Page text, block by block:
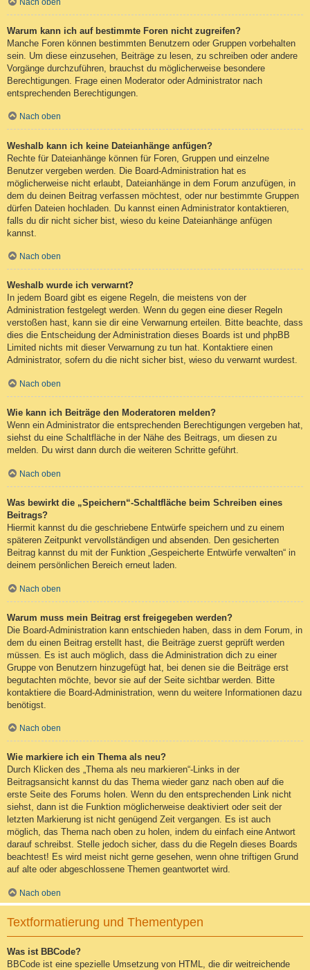
Warum kann ich auf bestimmte Foren nicht zugreifen?
Manche Foren können bestimmten Benutzern oder Gruppen vorbehalten
sein. Um diese einzusehen, Beiträge zu lesen, zu schreiben oder andere
Vorgänge durchzuführen, brauchst du möglicherweise besondere
Berechtigungen. Frage einen Moderator oder Administrator nach
entsprechenden Berechtigungen.
Nach oben
Weshalb kann ich keine Dateianhänge anfügen?
Rechte für Dateianhänge können für Foren, Gruppen und einzelne
Benutzer vergeben werden. Die Board-Administration hat es
möglicherweise nicht erlaubt, Dateianhänge in dem Forum anzufügen, in
dem du deinen Beitrag verfassen möchtest, oder nur bestimmte Gruppen
dürfen Dateien hochladen. Du kannst einen Administrator kontaktieren,
falls du dir nicht sicher bist, wieso du keine Dateianhänge anfügen
kannst.
Nach oben
Weshalb wurde ich verwarnt?
In jedem Board gibt es eigene Regeln, die meistens von der
Administration festgelegt werden. Wenn du gegen eine dieser Regeln
verstoßen hast, kann sie dir eine Verwarnung erteilen. Bitte beachte, dass
dies die Entscheidung der Administration dieses Boards ist und phpBB
Limited nichts mit dieser Verwarnung zu tun hat. Kontaktiere einen
Administrator, sofern du die nicht sicher bist, wieso du verwarnt wurdest.
Nach oben
Wie kann ich Beiträge den Moderatoren melden?
Wenn ein Administrator die entsprechenden Berechtigungen vergeben hat,
siehst du eine Schaltfläche in der Nähe des Beitrags, um diesen zu
melden. Du wirst dann durch die weiteren Schritte geführt.
Nach oben
Was bewirkt die „Speichern“-Schaltfläche beim Schreiben eines
Beitrags?
Hiermit kannst du die geschriebene Entwürfe speichern und zu einem
späteren Zeitpunkt vervollständigen und absenden. Den gesicherten
Beitrag kannst du mit der Funktion „Gespeicherte Entwürfe verwalten“ in
deinem persönlichen Bereich erneut laden.
Nach oben
Warum muss mein Beitrag erst freigegeben werden?
Die Board-Administration kann entschieden haben, dass in dem Forum, in
dem du einen Beitrag erstellt hast, die Beiträge zuerst geprüft werden
müssen. Es ist auch möglich, dass die Administration dich zu einer
Gruppe von Benutzern hinzugefügt hat, bei denen sie die Beiträge erst
begutachten möchte, bevor sie auf der Seite sichtbar werden. Bitte
kontaktiere die Board-Administration, wenn du weitere Informationen dazu
benötigst.
Nach oben
Wie markiere ich ein Thema als neu?
Durch Klicken des „Thema als neu markieren“-Links in der
Beitragsansicht kannst du das Thema wieder ganz nach oben auf die
erste Seite des Forums holen. Wenn du den entsprechenden Link nicht
siehst, dann ist die Funktion möglicherweise deaktiviert oder seit der
letzten Markierung ist nicht genügend Zeit vergangen. Es ist auch
möglich, das Thema nach oben zu holen, indem du einfach eine Antwort
darauf schreibst. Stelle jedoch sicher, dass du die Regeln dieses Boards
beachtest! Es wird meist nicht gerne gesehen, wenn ohne triftigen Grund
auf alte oder abgeschlossene Themen geantwortet wird.
Nach oben
Textformatierung und Thementypen
Was ist BBCode?
BBCode ist eine spezielle Umsetzung von HTML, die dir weitreichende